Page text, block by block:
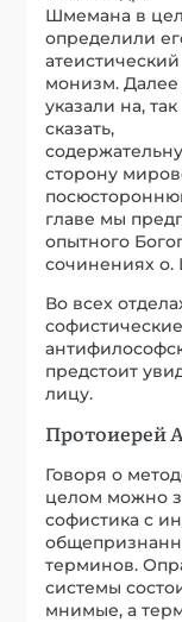
Шмемана в
определили
атеистический
монизм.
указали на, так
сказать,
сторону
главе мы
опытного
сочинениях о.
Во всех
предстоит
лицу.
Протоиерей
Говоря о
целом можно
софистика с
терминов.
системы
мнимые, а